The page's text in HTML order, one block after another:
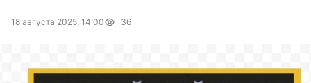
18 августа 2025, 14:00 36